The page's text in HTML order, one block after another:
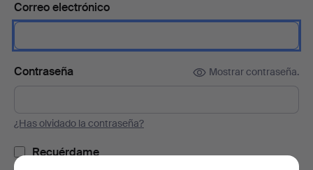
Correo electrónico
Contraseña Mostrar contraseña.
¿Has olvidado la contraseña?
Recuérdame